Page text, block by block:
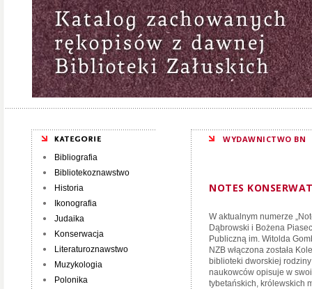
Bibliografia
Bibliotekoznawstwo
Historia
Ikonografia
Judaika
Konserwacja
Literaturoznawstwo
Muzykologia
Polonika
WYDAWNICTWO BN
NOTES
W aktualnym numerze
Dąbrowski i Bożena
Publiczną im. Witolda
NZB włączona została
biblioteki dworskiej
naukowców opisuje w
tybetańskich, królewskich